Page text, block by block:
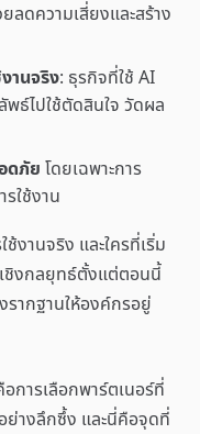
ลดความเสี่ยงและสร้าง
านจริง: ธุรกิจที่ใช้ AI
ธ์ไปใช้ตัดสินใจ วัดผล
ดภัย โดยเฉพาะการ
ใช้งาน
งานจริง และใครที่เริ่ม
ชิงกลยุทธ์ตั้งแต่ตอนนี้
รากฐานให้องค์กรอยู่
การเลือกพาร์ตเนอร์ที่
ย่างลึกซึ้ง และนี่คือจุดที่